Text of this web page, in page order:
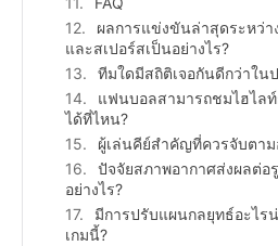
ผลการแข่งขันล่าสุดระหว่
และสเปอร์สเป็นอย่างไร?
ทีมใดมีสถิติเจอกันดีกว่าใน
แฟนบอลสามารถชมไฮไล
ได้ที่ไหน?
ผู้เล่นคีย์สำคัญที่ควรจับตาม
ปัจจัยสภาพอากาศส่งผลต่อ
อย่างไร?
มีการปรับแผนกลยุทธ์อะไร
เกมนี้?